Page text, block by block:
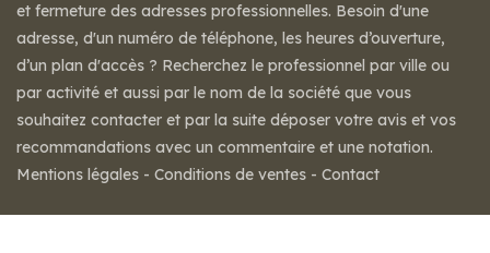
et fermeture des adresses professionnelles. Besoin d'une
adresse, d'un numéro de téléphone, les heures d’ouverture,
d’un plan d'accès ? Recherchez le professionnel par ville ou
par activité et aussi par le nom de la société que vous
souhaitez contacter et par la suite déposer votre avis et vos
recommandations avec un commentaire et une notation.
Mentions légales - Conditions de ventes - Contact